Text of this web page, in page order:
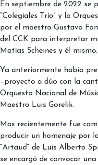
En septiembre de 2022 se
“Colegiales Trío” y la
por el maestro Gustavo
del CCK para interpretar
Matías Scheines y él mismo.
Ya anteriormente había
–proyecto a dúo con la
Orquesta Nacional de
Maestro Luis Gorelik.
Mas recientemente fue
producir un homenaje por
“Artaud” de Luis Alberto
se encargó de convocar